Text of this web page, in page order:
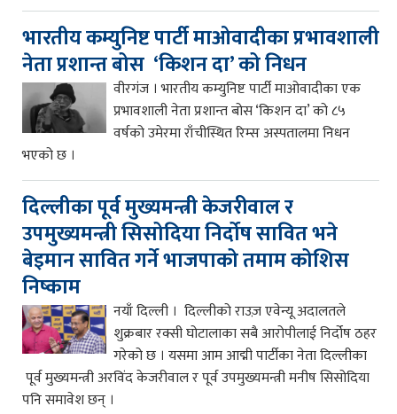
भारतीय कम्युनिष्ट पार्टी माओवादीका प्रभावशाली
नेता प्रशान्त बोस ‘किशन दा’ को निधन
वीरगंज । भारतीय कम्युनिष्ट पार्टी माओवादीका एक
प्रभावशाली नेता प्रशान्त बोस ‘किशन दा’ को ८५
वर्षको उमेरमा राँचीस्थित रिम्स अस्पतालमा निधन
भएको छ ।
दिल्लीका पूर्व मुख्यमन्त्री केजरीवाल र
उपमुख्यमन्त्री सिसोदिया निर्दोष सावित भने
बेइमान सावित गर्ने भाजपाको तमाम कोशिस
निष्काम
नयाँ दिल्ली । दिल्लीको राउज़ एवेन्यू अदालतले
शुक्रबार रक्सी घोटालाका सबै आरोपीलाई निर्दोष ठहर
गरेको छ । यसमा आम आद्मी पार्टीका नेता दिल्लीका
पूर्व मुख्यमन्त्री अरविंद केजरीवाल र पूर्व उपमुख्यमन्त्री मनीष सिसोदिया
पनि समावेश छन् ।